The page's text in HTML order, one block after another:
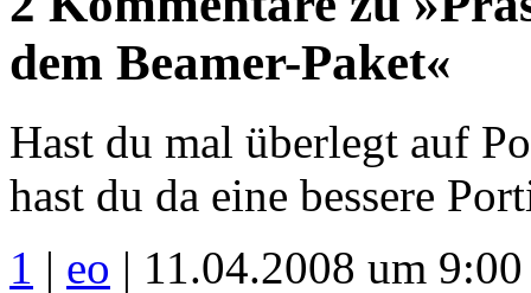
dem Beamer-Paket«
Hast du mal überlegt auf
hast du da eine bessere
1 | eo | 11.04.2008 um 9:00